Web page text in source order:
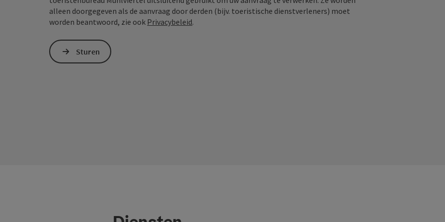
alleen doorgegeven als de aanvraag door derden (bijv. toeristische dienstverleners) moet
worden beantwoord, zie ook Privacybeleid.
Sturen